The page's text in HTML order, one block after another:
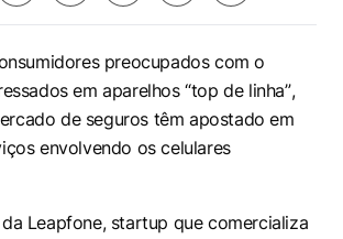
preocupados com o
em aparelhos“top de linha”,
de seguros têm apostado em
envolvendo os celulares
Leapfone, startup que comercializa